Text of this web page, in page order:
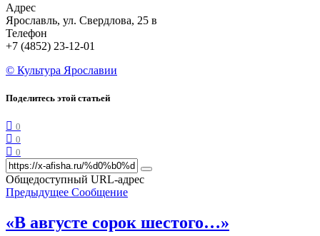
Адрес
Ярославль, ул. Свердлова, 25 в
Телефон
+7 (4852) 23-12-01
© Культура Ярославии
Поделитесь этой статьей
0
0
0
Общедоступный URL-адрес
Предыдущее Сообщение
«В августе сорок шестого…»